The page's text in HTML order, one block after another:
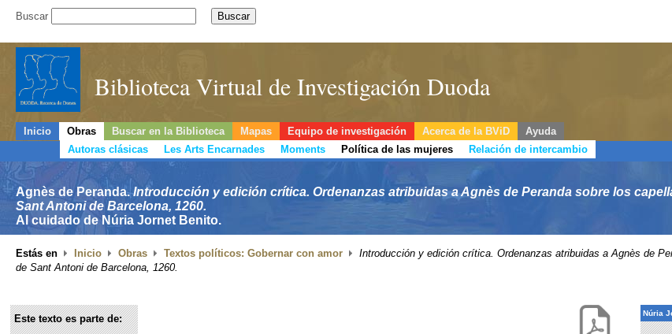
Buscar
Biblioteca Virtual de Investigación Duoda
Inicio Obras Buscar en la Biblioteca Mapas Equipo de investigación Acerca de la BViD
Ayuda
Autoras clásicas
Les Arts Encarnades Moments Política de las mujeres Relación de intercambio
Agnès de Peranda.Introducción y edición crítica. Ordenanzas atribuidas a Agnès de Peranda sobre los
Sant Antoni de Barcelona, 1260.
Al cuidado de Núria Jornet Benito.
Estás en Inicio Obras Textos políticos: Gobernar con amor
Introducción y edición crítica. Ordenanzas atribuidas a Agnès de
de Sant Antoni de Barcelona, 1260.
Este texto es parte de:
Núria